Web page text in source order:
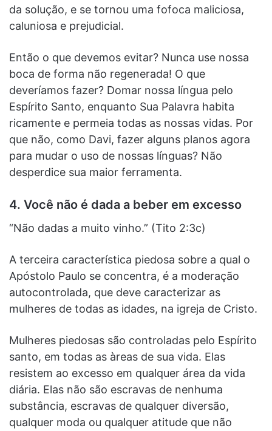
da solução, e se tornou uma fofoca maliciosa,
caluniosa e prejudicial.
Então o que devemos evitar? Nunca use nossa
boca de forma não regenerada! O que
deveríamos fazer? Domar nossa língua pelo
Espírito Santo, enquanto Sua Palavra habita
ricamente e permeia todas as nossas vidas. Por
que não, como Davi, fazer alguns planos agora
para mudar o uso de nossas línguas? Não
desperdice sua maior ferramenta.
4. Você não é dada a beber em excesso
“Não dadas a muito vinho.” (Tito 2:3c)
A terceira característica piedosa sobre a qual o
Apóstolo Paulo se concentra, é a moderação
autocontrolada, que deve caracterizar as
mulheres de todas as idades, na igreja de Cristo.
Mulheres piedosas são controladas pelo Espírito
santo, em todas as àreas de sua vida. Elas
resistem ao excesso em qualquer área da vida
diária. Elas não são escravas de nenhuma
substância, escravas de qualquer diversão,
qualquer moda ou qualquer atitude que não